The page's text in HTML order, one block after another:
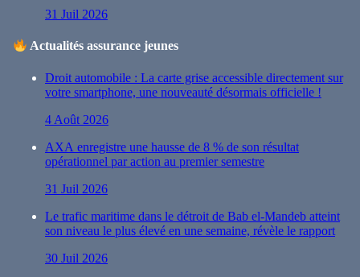
31 Juil 2026
Actualités assurance jeunes
Droit automobile : La carte grise accessible directement sur
votre smartphone, une nouveauté désormais officielle !
4 Août 2026
AXA enregistre une hausse de 8 % de son résultat
opérationnel par action au premier semestre
31 Juil 2026
Le trafic maritime dans le détroit de Bab el-Mandeb atteint
son niveau le plus élevé en une semaine, révèle le rapport
30 Juil 2026